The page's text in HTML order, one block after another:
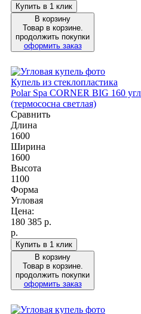
Купить в 1 клик
В корзину
Товар в корзине.
продолжить покупки
оформить заказ
Купель из стеклопластика
Polar Spa CORNER BIG 160
(термососна светлая)
Сравнить
Длина
1600
Ширина
1600
Высота
1100
Форма
Угловая
Цена:
180 385 р.
р.
Купить в 1 клик
В корзину
Товар в корзине.
продолжить покупки
оформить заказ